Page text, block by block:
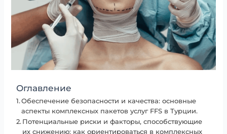
Оглавление
Обеспечение безопасности и качества: основные
аспекты комплексных пакетов услуг FFS в Турции.
Потенциальные риски и факторы, способствующие
их снижению: как ориентироваться в комплексных